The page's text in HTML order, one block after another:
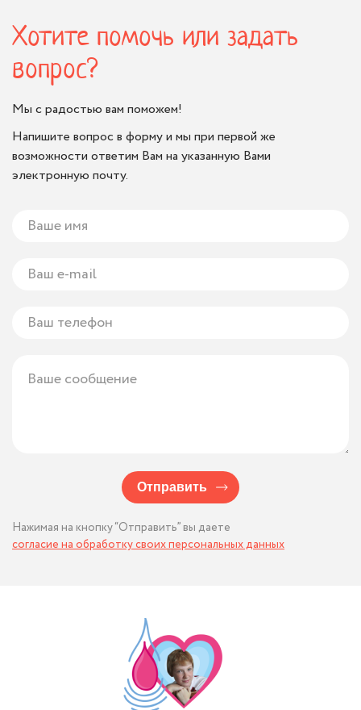
Хотите помочь или задать
вопрос?
Мы с радостью вам поможем!
Напишите вопрос в форму и мы при первой же
возможности ответим Вам на указанную Вами
электронную почту.
Отправить
Нажимая на кнопку “Отправить” вы даете
согласие на обработку своих персональных данных